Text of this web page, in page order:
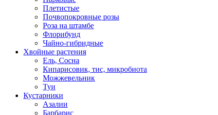
Плетистые
Почвопокровные розы
Роза на штамбе
Флорибунд
Чайно-гибридные
Хвойные растения
Ель, Сосна
Кипарисовик, тис, микробиота
Можжевельник
Туи
Кустарники
Азалии
Барбарис